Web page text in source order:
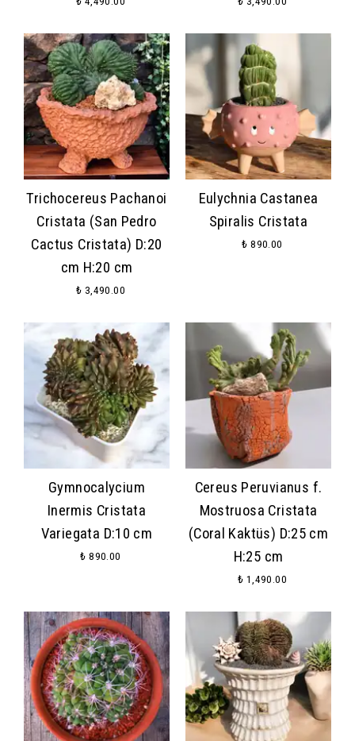
Trichocereus Pachanoi
Cristata (San Pedro
Cactus Cristata) D:20
cm H:20 cm
₺ 3,490.00
Eulychnia Castanea
Spiralis Cristata
₺ 890.00
Gymnocalycium
Inermis Cristata
Variegata D:10 cm
₺ 890.00
Cereus Peruvianus f.
Mostruosa Cristata
(Coral Kaktüs) D:25 cm
H:25 cm
₺ 1,490.00